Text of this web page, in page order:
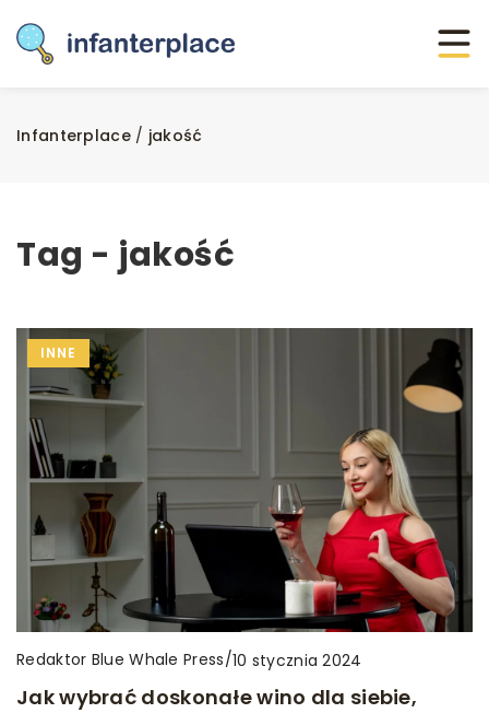
Infanterplace/ jakość
Tag - jakość
INNE
Redaktor Blue Whale Press/10 stycznia 2024
Jak wybrać doskonałe wino dla siebie,